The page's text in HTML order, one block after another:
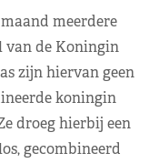
meerdere
van de Koningin
zijn hiervan geen
koningin
droeg hierbij een
gecombineerd